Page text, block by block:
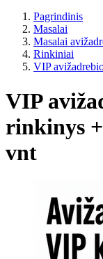
Pagrindinis
Masalai
Masalai
Rinkiniai
VIP
VIP
rinkinys
vnt